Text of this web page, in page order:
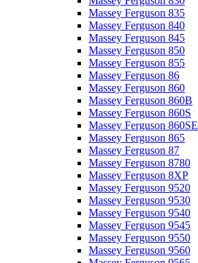
Massey Ferguson 835
Massey Ferguson 840
Massey Ferguson 845
Massey Ferguson 850
Massey Ferguson 855
Massey Ferguson 86
Massey Ferguson 860
Massey Ferguson 860B
Massey Ferguson 860S
Massey Ferguson 860SE
Massey Ferguson 865
Massey Ferguson 87
Massey Ferguson 8780
Massey Ferguson 8XP
Massey Ferguson 9520
Massey Ferguson 9530
Massey Ferguson 9540
Massey Ferguson 9545
Massey Ferguson 9550
Massey Ferguson 9560